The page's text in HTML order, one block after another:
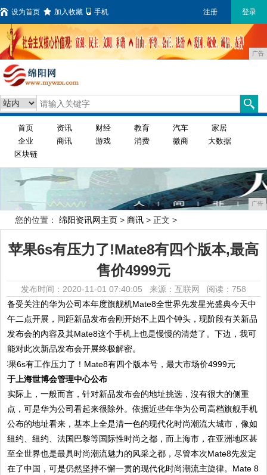
设为首页 加入收藏 手机 注册 登录
广告
首页 资讯 财经 教育 汽车
家居
企业
商讯 游戏 消费 微商
大数据
区块链
广告
您的位置： 绵阳资讯网主页 > 商讯 > 正文 >
苹果6s有压力了!Mate8有四个版本,最高
售价4999元
发布时间：2020-11-01 07:40:05 来源：互联网 阅读：758
备受关注的华为公司本年度旗舰机Mate8全世界先发星光盛典今天中
午二点开展，间距新品发布会刚开始不上四个钟头，现阶段有关新品
发布会的內容及其Mate8这个手机上也是慢慢的清楚了。下边，我可
能对此次新品发布会开展终极解密。
于上海世博会管理中心公布
实际上，一般而言，针对新品发布会的地址挑选，沒有很大的侧重
点，可是华为公司看起来很除外。依据近些年华为公司高档旗舰手机
公布的地址看来，基本上全是清一色的现代化时尚潮流大城市，像如
纽约、纽约、法国巴黎等国际性时尚之都，而上海市，在亚洲地区甚
至全世界也是最具时尚潮流魅力的风采之都，尽管本次Mate8先发定
在了中国，可是仍然坚持不懈一贯的现代化时尚潮流主旋律。Mate 8